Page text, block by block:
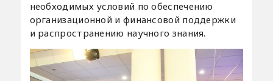
необходимых условий по обеспечению
организационной и финансовой поддержки
и распространению научного знания.